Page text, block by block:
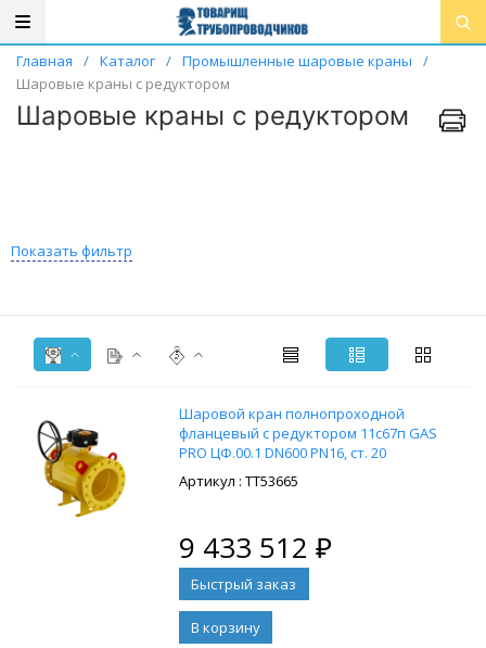
Главная / Каталог / Промышленные шаровые краны
/
Шаровые краны с редуктором
Шаровые краны с редуктором
Показать фильтр
Шаровой кран полнопроходной
фланцевый с редуктором 11с67п GAS
PRO ЦФ.00.1 DN600 PN16, ст. 20
: ТТ53665
9 433 512 ₽
В корзину